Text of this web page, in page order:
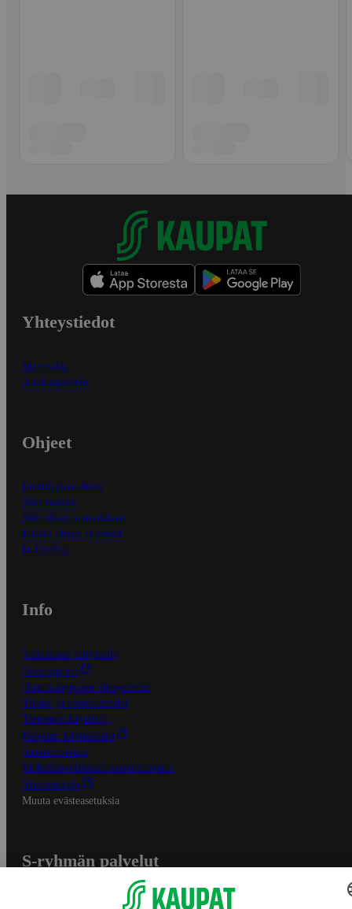
Yhteystiedot
Myymälät
Asiakaspalvelu
Ohjeet
Ensitilaajan ohjeet
Näin maksat
Näin tilaat ja muokkaat
Kaikki ohjeet ja vinkit
In English
Info
S-Business yrityksille
Oiva-raportit
Osuuskauppojen yhteystiedot
Tilaus- ja toimitusehdot
Tietosuojakäytäntö
Palvelun käyttöehdot
Saavutettavuus
Mobiilisovelluksen saavutettavuus
Mainostajalle
Muuta evästeasetuksia
S-ryhmän palvelut